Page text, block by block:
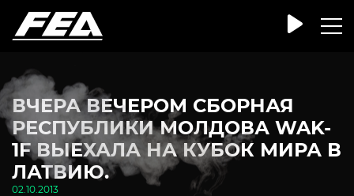
ВЧЕРА ВЕЧЕРОМ СБОРНАЯ
РЕСПУБЛИКИ МОЛДОВА WAK-
1F ВЫЕХАЛА НА КУБОК МИРА В
ЛАТВИЮ.
02.10.2013